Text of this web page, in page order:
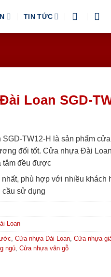
TIN TỨC
Loan SGD-
TW12-H là sản phẩm
đối tốt. Cửa nhựa Đài
tắm đều được
phù hợp với nhiều khách
cầu sử dụng
Loan
Cửa nhựa Đài Loan Cửa nhựa
ngủ Cửa nhựa vân gỗ